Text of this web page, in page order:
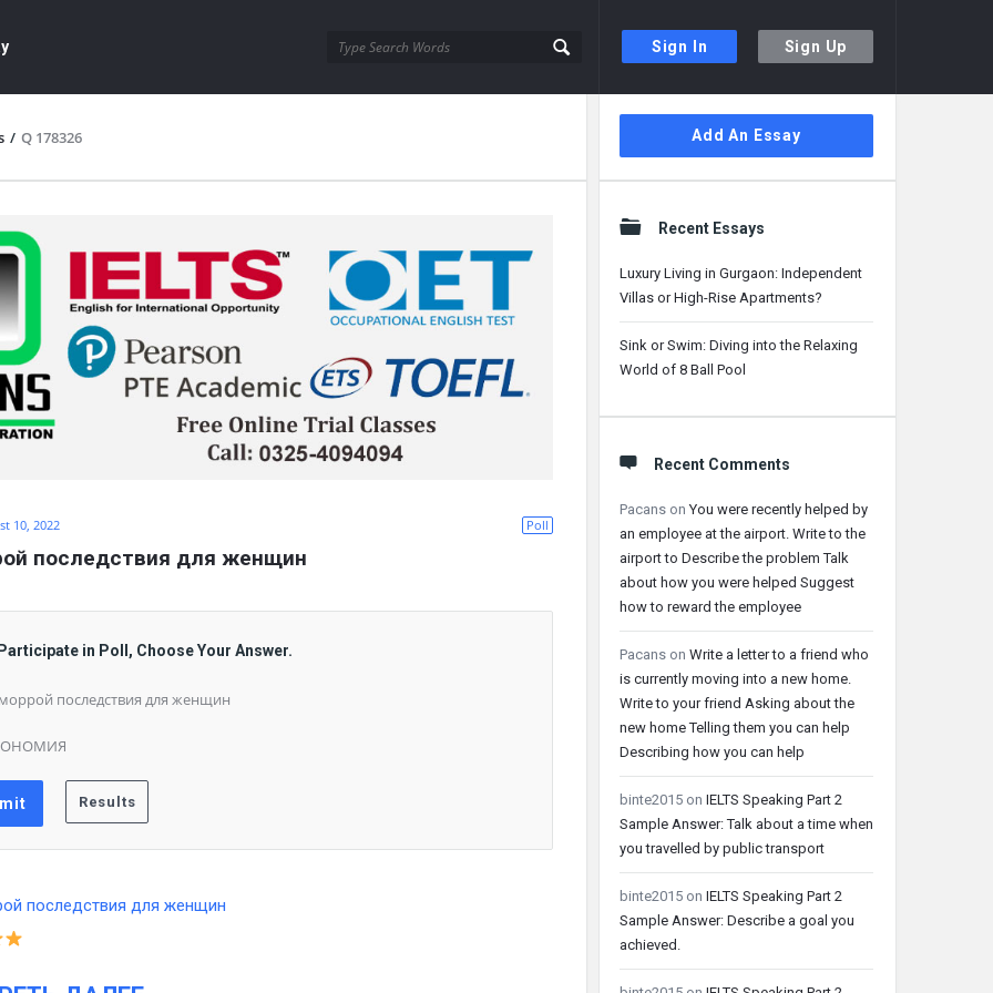
Sign In Sign Up
/ Q 178326
Poll
10, 2022
последствия для женщин
in Poll, Choose Your Answer.
последствия для женщин
Sidebar
Add An Essay
Recent Essays
Luxury Living in Gurgaon: Independent
Villas or High-Rise Apartments?
Sink or Swim: Diving into the Relaxing
World of 8 Ball Pool
Recent Comments
Pacans onYou were recently helped by
an employee at the airport. Write to the
airport to Describe the problem Talk
about how you were helped Suggest
how to reward the employee
Pacans on Write a letter to a friend who
is currently moving into a new home.
Write to your friend Asking about the
new home Telling them you can help
Describing how you can help
binte2015 on IELTS Speaking Part 2
Sample Answer: Talk about a time when
you travelled by public transport
binte2015 on IELTS Speaking Part 2
Sample Answer: Describe a goal you
achieved.